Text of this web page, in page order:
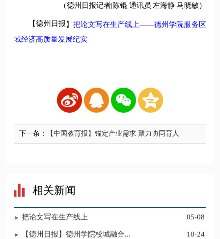
（德州日报记者|陈锟 通讯员|左海静 马晓敏）
【德州日报】 把论文写在生产线上——德州学院服务区
域经济高质量发展纪实
下一条： 【中国教育报】锚定产业需求 聚力协同育人
相关新闻
把论文写在生产线上 05-08
【德州日报】德州学院校城融合... 10-24